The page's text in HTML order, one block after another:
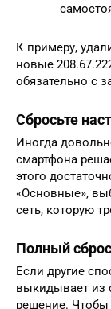
К примеру,
новые
обязательно с
Сбросьте
Иногда
смартфона
этого
«Основные»,
сеть, которую
Полный
Если другие
выкидывает из
решение. Чтобы